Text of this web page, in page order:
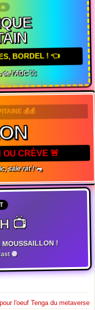
BORDEL ! 👈
de l'ADC 🏴‍☠️
💰💰
OU CRÈVE 🚨
sale rat ! 🐀
📺
MOUSSAILLON !
🟣
l'oeuf Tenga du metaverse